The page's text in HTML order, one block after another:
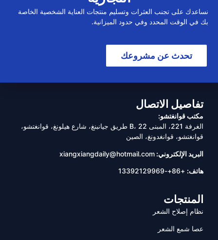
نساعدك على تجنب العثرات وتسليم منتجات العناية الشخصية الخاصة
بك في الوقت المحدد وفي حدود الميزانية.
تحدث عن مشروعك
تفاصيل الاتصال
مكتب قوانغتشو:
الغرفة 221، المبنى B، 22 طريق جيانبنغ، شارع هيلونغ، قوانغتشو،
قوانغتشو، قوانغدونغ، الصين
البريد الإلكتروني: xiangxiangdaily@hotmail.com
هاتف: +86+-13392129969
المنتجات
نظام إصلاح الشعر
عصا شمع الشعر